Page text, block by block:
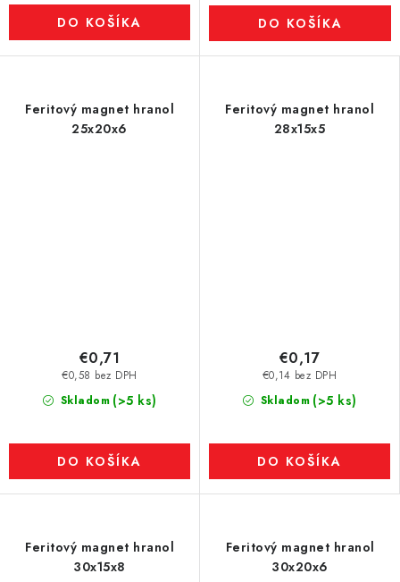
DO KOŠÍKA DO KOŠÍKA
Feritový magnet hranol
25x20x6
Skladom (>5 ks)
€0,58 bez DPH
€0,71
DO KOŠÍKA
Feritový magnet hranol
28x15x5
Skladom (>5 ks)
€0,14 bez DPH
€0,17
DO KOŠÍKA
Feritový magnet hranol
30x15x8
Feritový magnet hranol
30x20x6